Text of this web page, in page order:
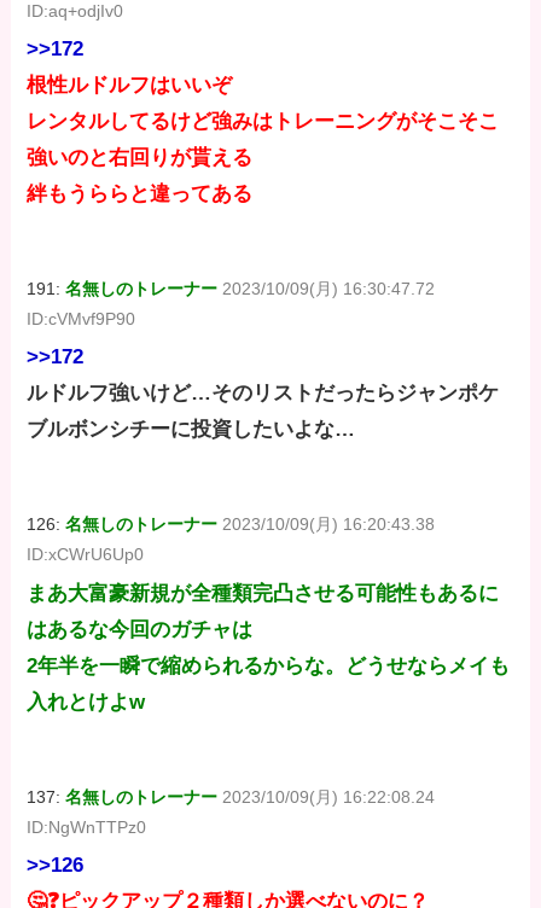
ID:aq+odjIv0
>>172
根性ルドルフはいいぞ
レンタルしてるけど強みはトレーニングがそこそこ
強いのと右回りが貰える
絆もうららと違ってある
191:名無しのトレーナー 2023/10/09(月) 16:30:47.72
ID:cVMvf9P90
>>172
ルドルフ強いけど…そのリストだったらジャンポケ
ブルボンシチーに投資したいよな…
126:名無しのトレーナー 2023/10/09(月) 16:20:43.38
ID:xCWrU6Up0
まあ大富豪新規が全種類完凸させる可能性もあるに
はあるな今回のガチャは
2年半を一瞬で縮められるからな。どうせならメイも
入れとけよw
137:名無しのトレーナー 2023/10/09(月) 16:22:08.24
ID:NgWnTTPz0
>>126
🤔❓ピックアップ２種類しか選べないのに？